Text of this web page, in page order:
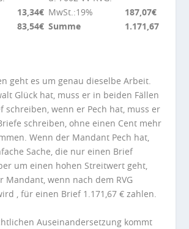
13,34€ MwSt.:19%
187,07€
83,54€ Summe 1.171,67
geht es um genau dieselbe Arbeit.
Glück hat, muss er in beiden Fällen
schreiben, wenn er Pech hat, muss er
schreiben, ohne einen Cent mehr
Wenn der Mandant Pech hat,
Sache, die nur einen Brief
um einen hohen Streitwert geht,
Mandant, wenn nach dem RVG
, für einen Brief 1.171,67 € zahlen.
Auseinandersetzung kommt